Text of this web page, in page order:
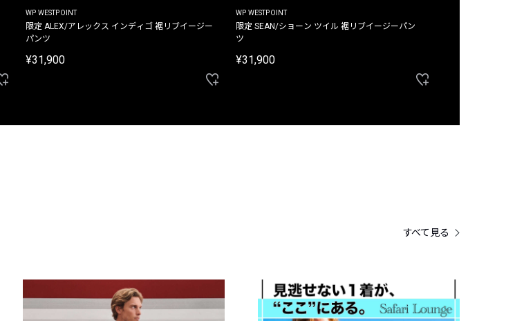
WP WESTPOINT
限定 ALEX/アレックス インディゴ 裾リブイージー
パンツ
¥31,900
WP WESTPOINT
限定 SEAN/ショーン ツイル 裾リブイージーパン
ツ
¥31,900
すべて見る